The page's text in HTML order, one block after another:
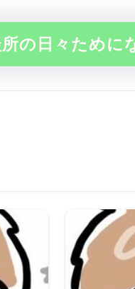
の日々ために